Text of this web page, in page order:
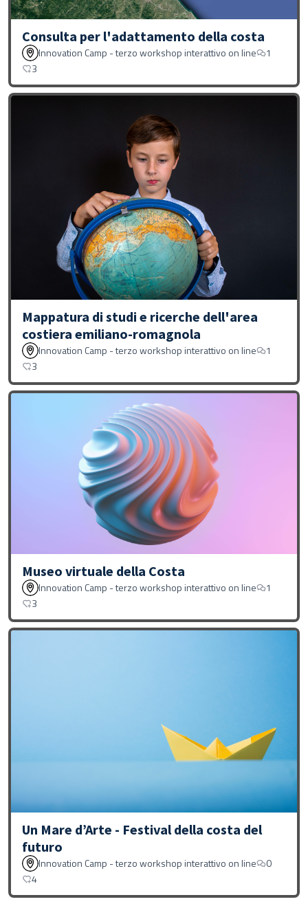
Consulta per l'adattamento della costa
Innovation Camp - terzo workshop interattivo on line
1
3
Mappatura di studi e ricerche dell'area
costiera emiliano-romagnola
Innovation Camp - terzo workshop interattivo on line
1
3
Museo virtuale della Costa
Innovation Camp - terzo workshop interattivo on line
1
3
Un Mare d’Arte - Festival della costa del
futuro
Innovation Camp - terzo workshop interattivo on line
0
4